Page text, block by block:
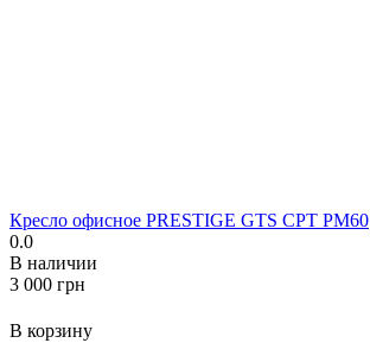
Кресло офисное PRESTIGE GTS CPT PM60
0.0
В наличии
‍3 000‍ грн
В корзину